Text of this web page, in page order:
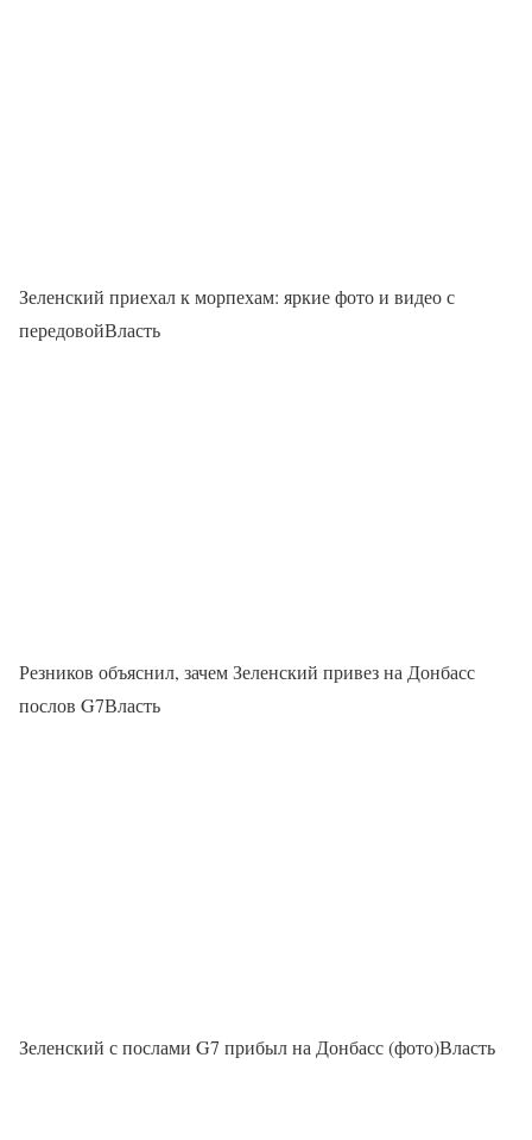
Зеленский приехал к морпехам: яркие фото и видео с
передовойВласть
Резников объяснил, зачем Зеленский привез на Донбасс
послов G7Власть
Зеленский с послами G7 прибыл на Донбасс (фото)Власть